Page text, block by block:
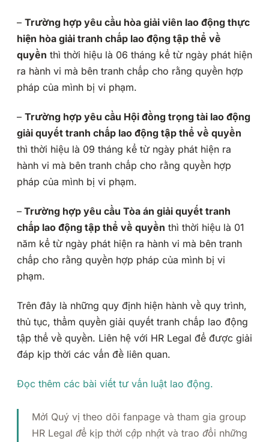
– Trường hợp yêu cầu hòa giải viên lao động thực
hiện hòa giải tranh chấp lao động tập thể về
quyền thì thời hiệu là 06 tháng kể từ ngày phát hiện
ra hành vi mà bên tranh chấp cho rằng quyền hợp
pháp của mình bị vi phạm.
– Trường hợp yêu cầu Hội đồng trọng tài lao động
giải quyết tranh chấp lao động tập thể về quyền
thì thời hiệu là 09 tháng kể từ ngày phát hiện ra
hành vi mà bên tranh chấp cho rằng quyền hợp
pháp của mình bị vi phạm.
– Trường hợp yêu cầu Tòa án giải quyết tranh
chấp lao động tập thể về quyền thì thời hiệu là 01
năm kể từ ngày phát hiện ra hành vi mà bên tranh
chấp cho rằng quyền hợp pháp của mình bị vi
phạm.
Trên đây là những quy định hiện hành về quy trình,
thủ tục, thẩm quyền giải quyết tranh chấp lao động
tập thể về quyền. Liên hệ với HR Legal để được giải
đáp kịp thời các vấn đề liên quan.
Đọc thêm các bài viết tư vấn luật lao động.
Mời Quý vị theo dõi fanpage và tham gia group
HR Legal để kịp thời cập nhật và trao đổi những